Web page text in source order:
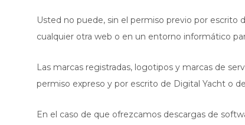
Usted no puede, sin el permiso previo por
cualquier otra web o en un entorno informático
Las marcas registradas, logotipos y marcas de
permiso expreso y por escrito de Digital Yacht o
En el caso de que ofrezcamos descargas de